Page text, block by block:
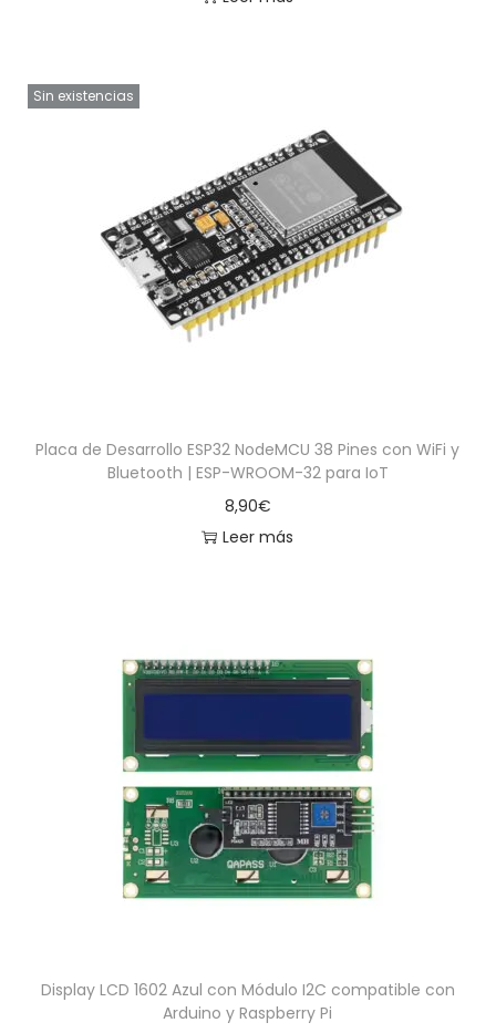
Sin existencias
Placa de Desarrollo ESP32 NodeMCU 38 Pines con WiFi y
Bluetooth | ESP-WROOM-32 para IoT
8,90€
Leer más
Display LCD 1602 Azul con Módulo I2C compatible con
Arduino y Raspberry Pi